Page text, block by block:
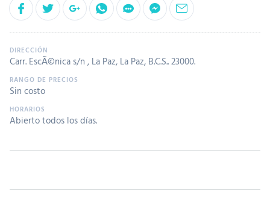
Carr. EscÃ©nica s/n , La Paz, La Paz, B.C.S.. 23000.
Sin costo
Abierto todos los días.